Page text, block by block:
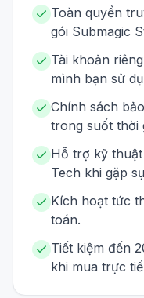
Toàn quyền
gói Submagic
Tài khoản
mình bạn sử
Chính sách
trong suốt thời
Hỗ trợ kỹ
Tech khi gặp
Kích hoạt tức
toán.
Tiết kiệm đến
khi mua trực